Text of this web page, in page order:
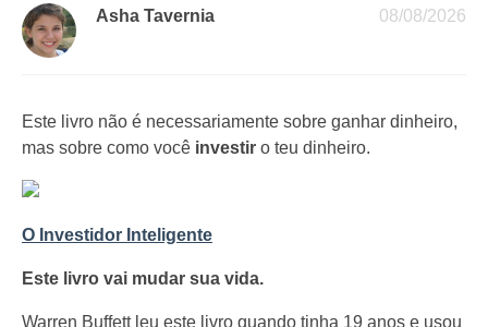
08/08/2026
Asha Tavernia
Este livro não é necessariamente sobre ganhar dinheiro,
mas sobre como você investir o teu dinheiro.
O Investidor Inteligente
Este livro vai mudar sua vida.
Warren Buffett leu este livro quando tinha 19 anos e usou